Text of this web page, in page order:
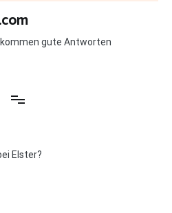
gute Antworten
Elster?